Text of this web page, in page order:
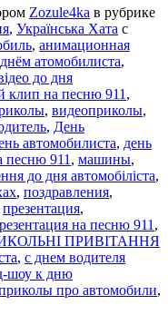
Zozule4ka в рубрике
, Українська Хата с
, анимационная
атомобилиста,
до дня
клип на песню 911 ,
, видеоприколы,
, День
автомобилиста, день
песню 911 , машины,
до дня автомобіліста,
, поздравления,
презентация,
на песню 911 ,
ПРИВІТАННЯ
, с днем водителя
шоу к дню
про автомобили,